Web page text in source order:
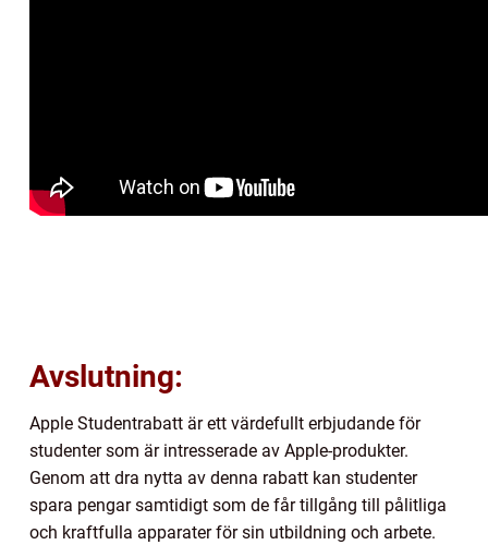
Avslutning:
Apple Studentrabatt är ett värdefullt erbjudande för
studenter som är intresserade av Apple-produkter.
Genom att dra nytta av denna rabatt kan studenter
spara pengar samtidigt som de får tillgång till pålitliga
och kraftfulla apparater för sin utbildning och arbete.